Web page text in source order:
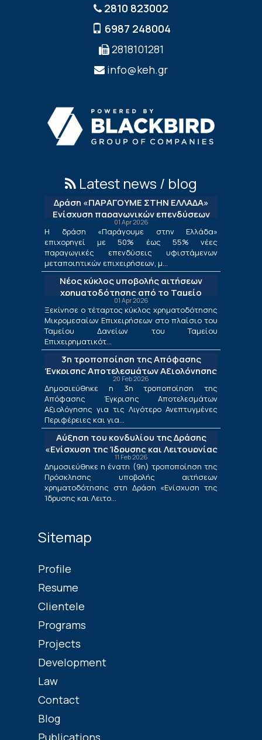
2810 823002
6987 248004
2818101281
info@keh.gr
Latest news / blog
Δράση «ΠΑΡΑΓΟΥΜΕ ΣΤΗΝ ΕΛΛΑΔΑ»
Ενίσχυση παραγωγικών επενδύσεων
μεταποίησης
01 Apr 2026
Η δράση «Παράγουμε στην Ελλάδα»
επιχορηγεί με 50% έως 55% νέες
παραγωγικές επενδύσεις υφιστάμενων
μεταποιητικών επιχειρήσεων, μ...
Νέος κύκλος υποβολής αιτήσεων
χρηματοδότησης από το Ταμείο
Δανείων του ΤΕΠΙΧ ΙΙΙ
01 Apr 2026
Ξεκίνησε ο τέταρτος κύκλος χρηματοδότησης
Μικρομεσαίων Επιχειρήσεων στο πλαίσιο του
Ταμείου Δανείων του Ταμείου
Επιχειρηματικότ...
3η τροποποίηση της Απόφασης
Έγκρισης Αποτελεσμάτων Αξιολόγησης
για τις Λιγότερο Ανεπτυγμένες
Περιφέρειες και για τις Περιφέρειες
Μετάβασης στο πλαίσιο της Δράσης
«Ενίσχυση της Ίδρυσης και Λειτουργίας
Νέων Μικρομεσαίων Τουριστικών
Επιχειρήσεων»
20 Feb 2026
Δημοσιεύθηκε η 3η τροποποίηση της
Απόφασης Έγκρισης Αποτελεσμάτων
Αξιολόγησης για τις Λιγότερο Ανεπτυγμένες
Περιφέρειες και για...
Αύξηση του κονδυλίου της Δράσης
«Ενίσχυση της Ίδρυσης και Λειτουργίας
Νέων Μικρομεσαίων Τουριστικών
Επιχειρήσεων»
11 Feb 2026
Δημοσιεύθηκε η ένατη (9η) τροποποίηση της
Πρόσκλησης υποβολής αιτήσεων
χρηματοδότησης στη Δράση «Ενίσχυση της
Ίδρυσης και Λειτο...
Sitemap
Profile
Resume
Clientele
Programs
Projects
Development
Law
Contact
Blog